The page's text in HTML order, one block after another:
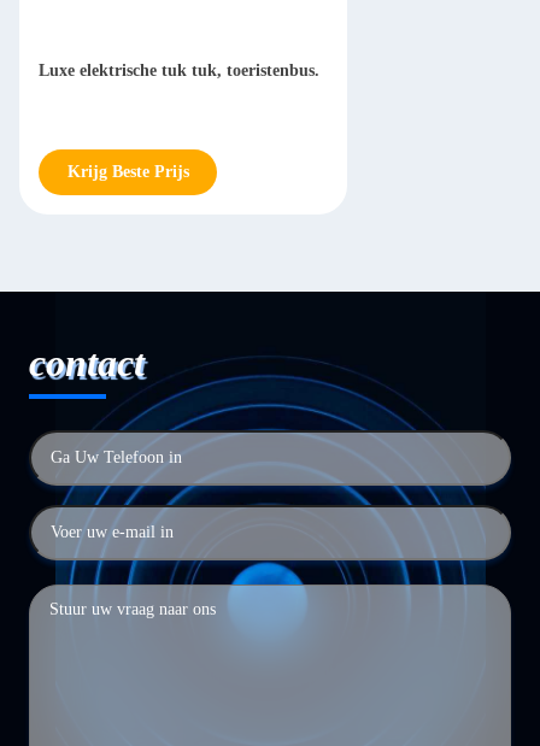
Luxe elektrische tuk tuk, toeristenbus.
Krijg Beste Prijs
contact